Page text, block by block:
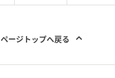
ページトップへ戻る